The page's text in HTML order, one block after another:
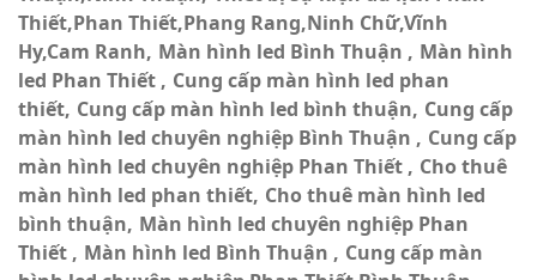
Thiết,Phan Thiết,Phang Rang,Ninh Chữ,Vĩnh
Hy,Cam Ranh Màn hình led Bình Thuận
Màn hình
led Phan Thiết
Cung cấp màn hình led phan
thiết Cung cấp màn hình led bình thuận Cung cấp
màn hình led chuyên nghiệp Bình Thuận
Cung cấp
màn hình led chuyên nghiệp Phan Thiết
Cho thuê
màn hình led phan thiết Cho thuê màn hình led
bình thuận Màn hình led chuyên nghiệp Phan
Thiết
Màn hình led Bình Thuận
Cung cấp màn